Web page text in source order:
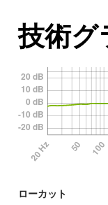
技術グ
ローカット